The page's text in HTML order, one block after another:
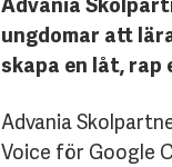
Advania
ungdomar att
skapa en låt, rap
Advania
Voice för Google